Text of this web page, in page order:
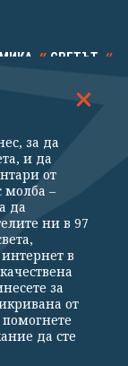
СВЕТЪТ
КАЛЕЙДОСКОП
За Клуб Z
София, ул. "Алеко
Зебра Медия“
за да
и да
от
молба –
да
ни в 97
в
за
от
да сте